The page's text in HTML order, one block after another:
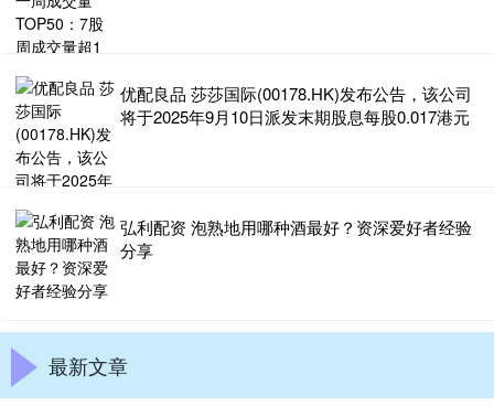
优配良品 莎莎国际(00178.HK)发布公告，该公司
将于2025年9月10日派发末期股息每股0.017港元
弘利配资 泡熟地用哪种酒最好？资深爱好者经验
分享
最新文章